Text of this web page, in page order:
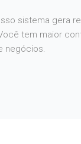
sistema gera
tem maior
negócios.